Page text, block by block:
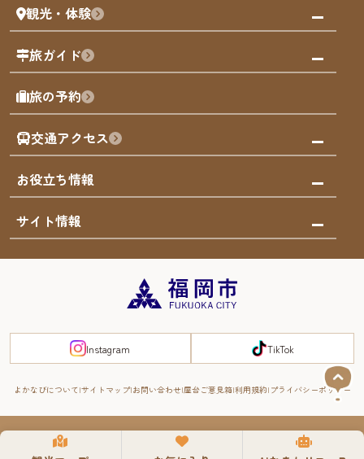
福岡グルメ
福岡を楽しむ
福岡のアート
福岡のナイトタイム
福岡の歴史・文化
サステナブルツーリズム
福岡検定
よかなび音声ガイド
FUKUOKA EAST&WEST COAST
周遊する
観光・体験
観る・遊ぶ
屋台
買う
体験
泊まる
旅ガイド
モデルコース
AIおまかせコース
オリジナルプラン
みんなの旅行記
旅の予約
交通アクセス
市内交通ガイド
お得なチケット
お役立ち情報
お知らせ
災害情報
サイト情報
まち歩き・体験プログラム掲載申込
Instagram TikTok
よかなびについて サイトマップ お問い合わせ 屋台ご意見箱 利用規約 プライバシーポリシー
© 2008-2025 YOKANAVI All Rights Reserved.